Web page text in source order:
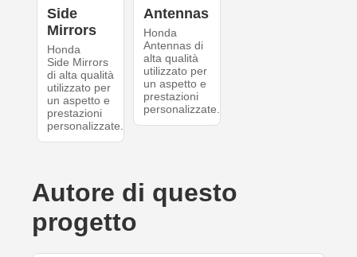
Side
Mirrors
Honda
Side Mirrors
di alta qualità
utilizzato per
un aspetto e
prestazioni
personalizzate.
Antennas
Honda
Antennas di
alta qualità
utilizzato per
un aspetto e
prestazioni
personalizzate.
Autore di questo
progetto